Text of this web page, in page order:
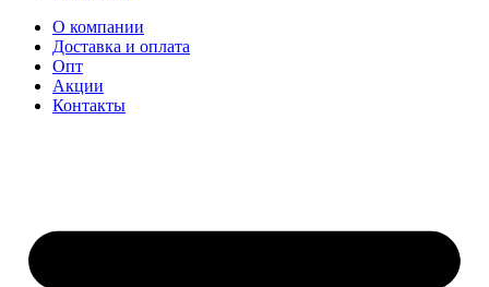
О компании
Доставка и оплата
Опт
Акции
Контакты